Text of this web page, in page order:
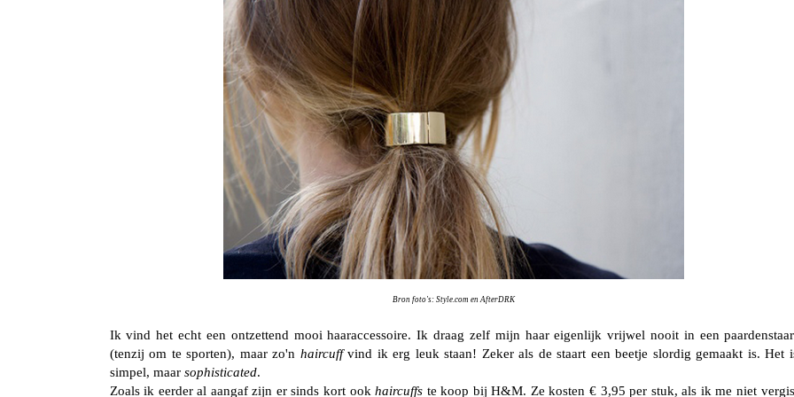
Bron foto's: Style.com enAfterDRK
Ik vind het echt een ontzettend mooi haaraccessoire. Ik draag zelf mijn haar eigenlijk vrijwel nooit in een
(tenzij om te sporten), maar zo'n haircuffvind ik erg leuk staan! Zeker als de staart een beetje slordig gemaakt is. Het
simpel, maar sophisticated.
Zoals ik eerder al aangaf zijn er sinds kort ookhaircuffs te koop bij H&M. Ze kosten € 3,95 per stuk, als ik me niet